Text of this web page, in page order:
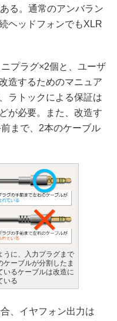
る。通常のアンバラン
ヘッドフォンでもXLR
プラグ×2個と、ユーザ
造するためのマニュア
ラトックによる保証は
が必要。また、改造す
まで、2本のケーブル
うに、入力プラグまで
ケーブルが分割したま
いるケーブルは改造に
いる
、イヤフォン出力は